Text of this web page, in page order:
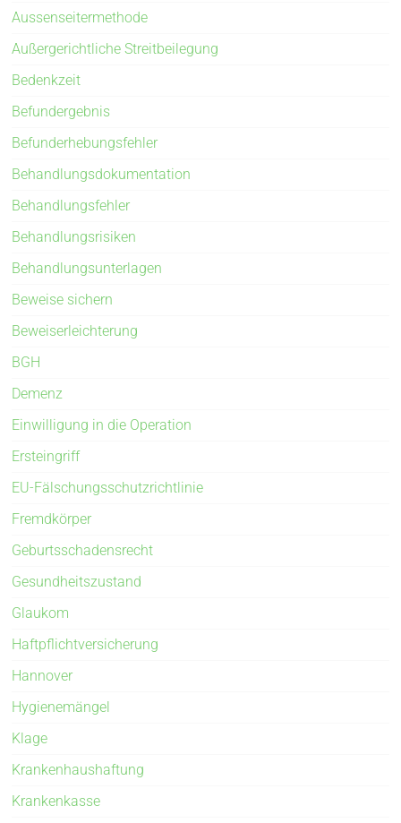
Aussenseitermethode
Außergerichtliche Streitbeilegung
Bedenkzeit
Befundergebnis
Befunderhebungsfehler
Behandlungsdokumentation
Behandlungsfehler
Behandlungsrisiken
Behandlungsunterlagen
Beweise sichern
Beweiserleichterung
BGH
Demenz
Einwilligung in die Operation
Ersteingriff
EU-Fälschungsschutzrichtlinie
Fremdkörper
Geburtsschadensrecht
Gesundheitszustand
Glaukom
Haftpflichtversicherung
Hannover
Hygienemängel
Klage
Krankenhaushaftung
Krankenkasse